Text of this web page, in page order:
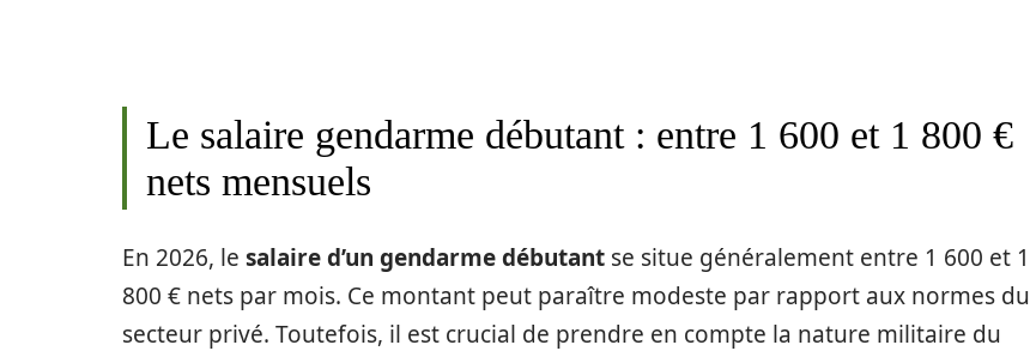
Le salaire gendarme débutant : entre 1 600 et 1 800 €
nets mensuels
En 2026, le salaire d’un gendarme débutant se situe généralement entre 1 600 et 1
800 € nets par mois. Ce montant peut paraître modeste par rapport aux normes du
secteur privé. Toutefois, il est crucial de prendre en compte la nature militaire du